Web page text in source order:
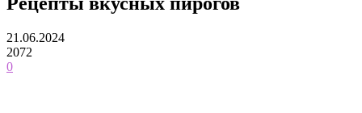
21.06.2024
2072
0